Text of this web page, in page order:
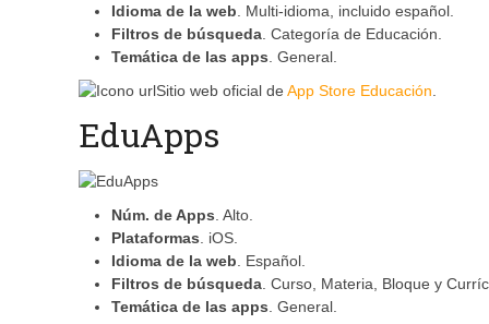
Idioma de la web . Multi-idioma, incluido español.
Filtros de búsqueda . Categoría de Educación.
Temática de las apps . General.
Sitio web oficial de App Store Educación
EduApps
Núm. de Apps. Alto.
Plataformas. iOS.
Idioma de la web. Español.
Filtros de búsqueda. Curso, Materia, Bloque y
Temática de las apps. General.